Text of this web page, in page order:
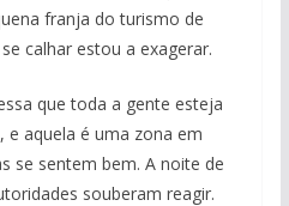
franja do turismo de
calhar estou a exagerar.
que toda a gente esteja
e aquela é uma zona em
se sentem bem. A noite de
souberam reagir.